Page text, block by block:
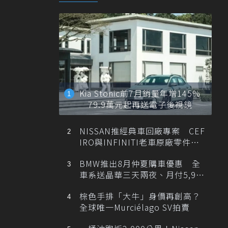
Kia Stonic前7月銷量年增145%
79.9萬元起再送電子後視鏡
NISSAN推經典車回廠專案 CEF
IRO與INFINITI老車原廠零件最
BMW推出8月仲夏購車優惠 全
車系送晶華三天兩夜、月付5,900
棕色手排「大牛」身價再創高？
全球唯一Murciélago SV拍賣